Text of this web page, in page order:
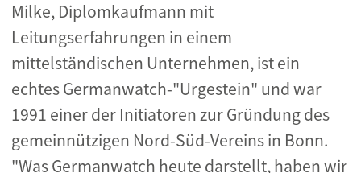
Milke, Diplomkaufmann mit
Leitungserfahrungen in einem
mittelständischen Unternehmen, ist ein
echtes Germanwatch-"Urgestein" und war
1991 einer der Initiatoren zur Gründung des
gemeinnützigen Nord-Süd-Vereins in Bonn.
"Was Germanwatch heute darstellt, haben wir